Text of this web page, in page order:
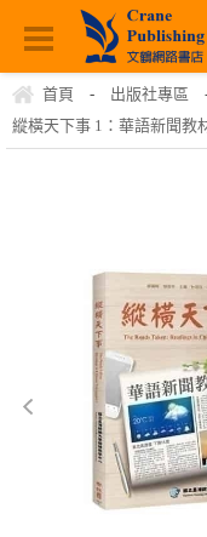
首頁 - 出版社專區
縱橫天下事 1：華語新聞教